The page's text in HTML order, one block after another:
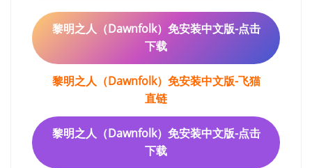
黎明之人（Dawnfolk）免安装中文版-点击
下载
黎明之人（Dawnfolk）免安装中文版-飞猫
直链
黎明之人（Dawnfolk）免安装中文版-点击
下载